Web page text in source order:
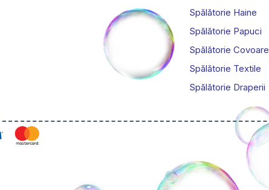
Spălătorie Haine
Spălătorie Papuci
Spălătorie Covoare
Spălătorie Textile
Spălătorie Draperii